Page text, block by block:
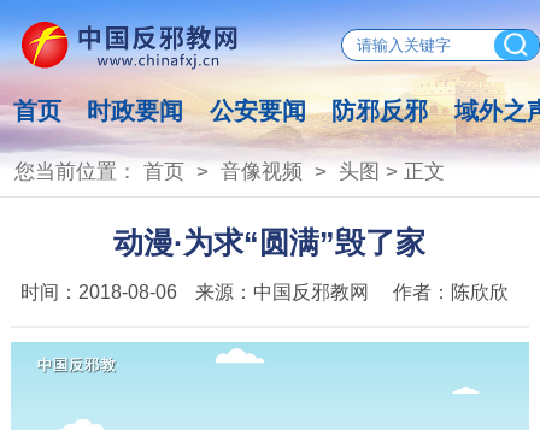
首页 时政要闻 公安要闻 防邪反邪 域外之
您当前位置： 首页> 音像视频 > 头图 > 正文
动漫·为求“圆满”毁了家
时间： 2018-08-06 来源： 中国反邪教网 作者： 陈欣欣